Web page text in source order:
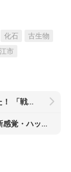
化石
古生物
市
10年ぶりにパワーアップして帰ってきた！ 「戦闘メカ ザブングル」がSMPシリーズで登場！！
面白くて、ためになる。唯一無二の新感覚・ハッキング指南書が発売！『サイバー忍者入門 忍者・スパイ・軍隊・ハッカーに学ぶ フルスタック・ハッキング』 特別抜粋版PDFも無料提供